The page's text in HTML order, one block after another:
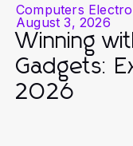
Computers
August 3, 2026
Winning
Gadgets:
2026